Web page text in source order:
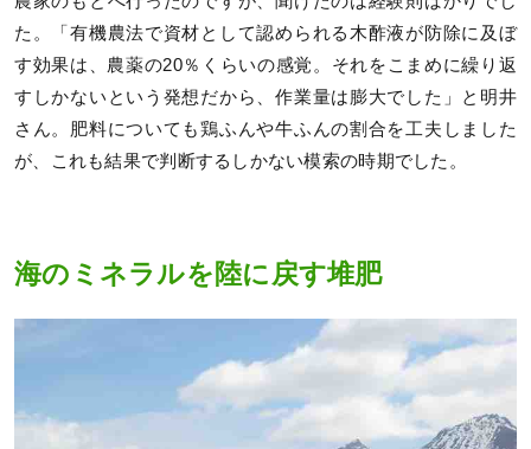
た。「有機農法で資材として認められる木酢液が防除に及ぼ
す効果は、農薬の20％くらいの感覚。それをこまめに繰り返
すしかないという発想だから、作業量は膨大でした」と明井
さん。肥料についても鶏ふんや牛ふんの割合を工夫しました
が、これも結果で判断するしかない模索の時期でした。
海のミネラルを陸に戻す堆肥